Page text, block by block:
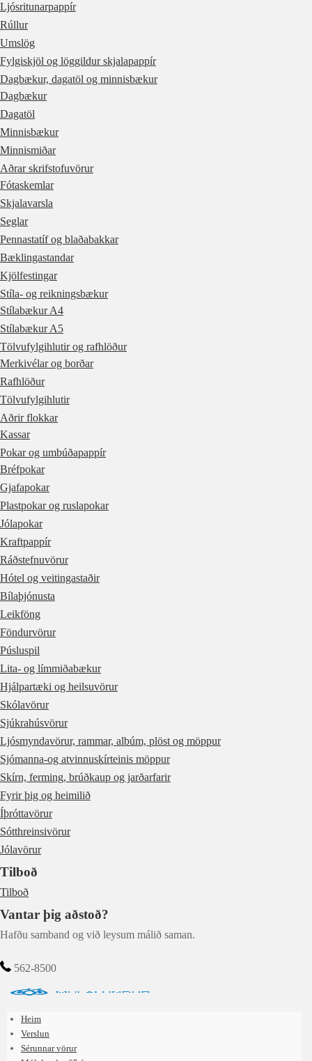
Ljósritunarpappír
Rúllur
Umslög
Fylgiskjöl og löggildur skjalapappír
Dagbækur, dagatöl og minnisbækur
Dagbækur
Dagatöl
Minnisbækur
Minnismiðar
Aðrar skrifstofuvörur
Fótaskemlar
Skjalavarsla
Seglar
Pennastatíf og blaðabakkar
Bæklingastandar
Kjölfestingar
Stíla- og reikningsbækur
Stílabækur A4
Stílabækur A5
Tölvufylgihlutir og rafhlöður
Merkivélar og borðar
Rafhlöður
Tölvufylgihlutir
Aðrir flokkar
Kassar
Pokar og umbúðapappír
Bréfpokar
Gjafapokar
Plastpokar og ruslapokar
Jólapokar
Kraftpappír
Ráðstefnuvörur
Hótel og veitingastaðir
Bílaþjónusta
Leikföng
Föndurvörur
Púsluspil
Lita- og límmiðabækur
Hjálpartæki og heilsuvörur
Skólavörur
Sjúkrahúsvörur
Ljósmyndavörur, rammar, albúm, plöst og möppur
Sjómanna-og atvinnuskírteinis möppur
Skírn, ferming, brúðkaup og jarðarfarir
Fyrir þig og heimilið
Íþróttavörur
Sótthreinsivörur
Jólavörur
Tilboð
Tilboð
Vantar þig aðstoð?
Hafðu samband og við leysum málið saman.
562-8500
Heim
Verslun
Sérunnar vörur